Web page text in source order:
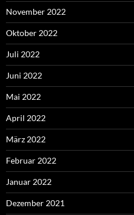
November 2022
Oktober 2022
Juli 2022
Juni 2022
Mai 2022
April 2022
März 2022
Februar 2022
Januar 2022
Dezember 2021